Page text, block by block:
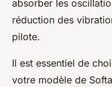
absorber les
réduction des
pilote.
Il est essentiel de
votre modèle de